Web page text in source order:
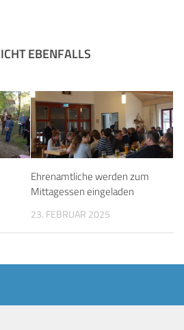
EBENFALLS
Ehrenamtliche werden zum
Mittagessen eingeladen
23. FEBRUAR 2025